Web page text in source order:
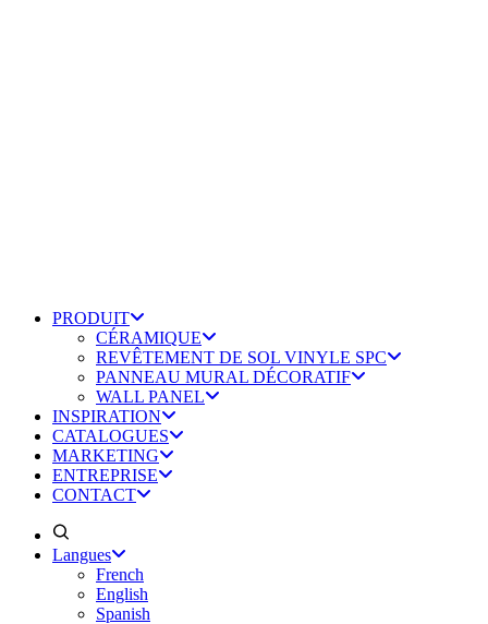
PRODUIT
CÉRAMIQUE
REVÊTEMENT DE SOL VINYLE SPC
PANNEAU MURAL DÉCORATIF
WALL PANEL
INSPIRATION
CATALOGUES
MARKETING
ENTREPRISE
CONTACT
Langues
French
English
Spanish